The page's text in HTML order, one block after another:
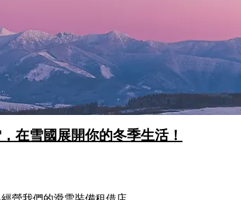
在雪國展開你的冬季生活！